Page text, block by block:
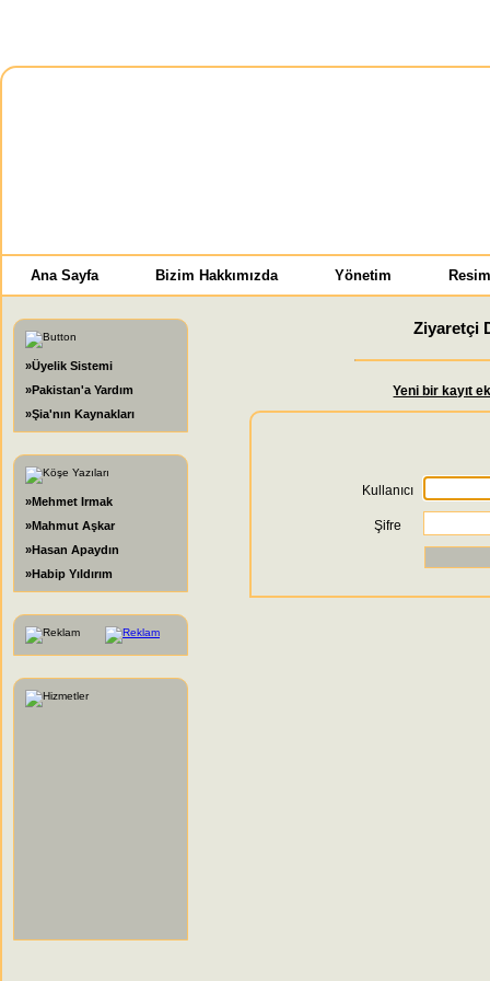
Ana Sayfa Bizim Hakkımızda Yönetim
»Üyelik Sistemi
»Pakistan'a Yardım
»Şia'nın Kaynakları
»Mehmet Irmak
»Mahmut Aşkar
»Hasan Apaydın
»Habip Yıldırım
Ziyaretçi
Yeni bir kayıt
Kullanıcı
Şifre